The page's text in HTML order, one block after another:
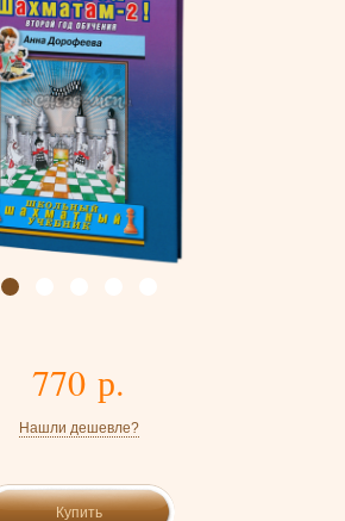
770 р.
Нашли дешевле?
Купить